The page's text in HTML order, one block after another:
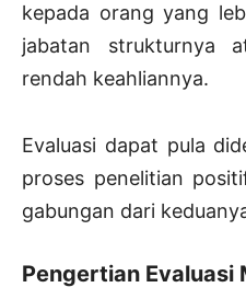
kepada orang yang
jabatan strukturnya
rendah keahliannya.
Evaluasi dapat pula
proses penelitian
gabungan dari
Pengertian Evaluasi